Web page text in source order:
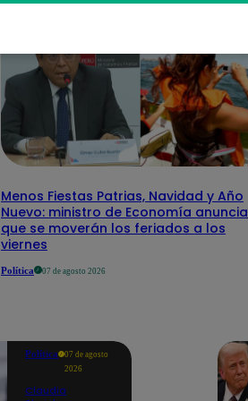
Menos Fiestas Patrias, Navidad y Año
Nuevo: ministro de Economía anuncia
que se moverán los feriados a los
viernes
Política 07 de agosto 2026
Política
07 de agosto
2026
Claudia